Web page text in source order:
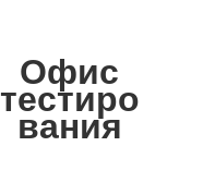
Офис
тестиро
вания